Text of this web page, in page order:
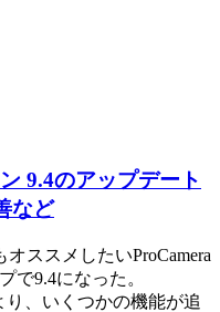
9.4のアップデート
など
ススメしたいProCamera
で9.4になった。
り、いくつかの機能が追